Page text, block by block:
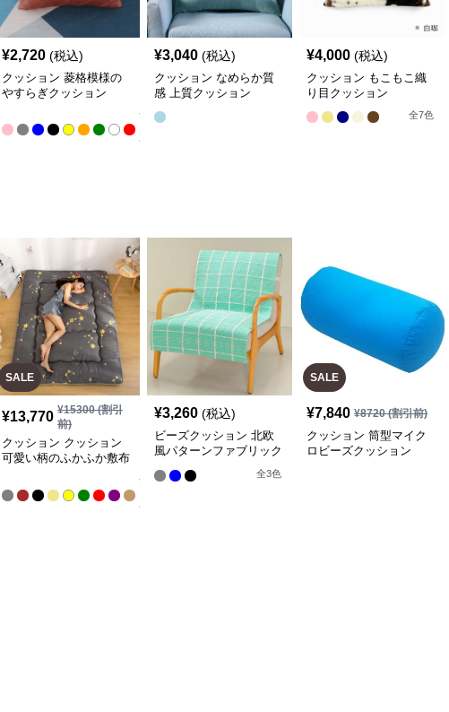
¥2,720 (税込)
クッション 菱格模様の
やすらぎクッション
全
色
¥3,040 (税込)
クッション なめらか質
感 上質クッション
¥4,000 (税込)
クッション もこもこ織
り目クッション
全7色
SALE
¥13,770 ¥15300(割引
前)
クッション クッション
可愛い柄のふかふか敷布
全
色
¥3,260 (税込)
ビーズクッション 北欧
風パターンファブリック
全3色
SALE
¥7,840 ¥8720(割引前)
クッション 筒型マイク
ロビーズクッション